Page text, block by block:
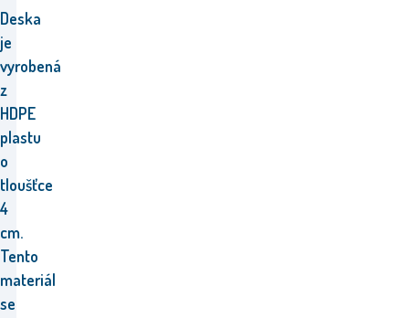
Deska
je
vyrobená
z
HDPE
plastu
o
tloušťce
4
cm.
Tento
materiál
se